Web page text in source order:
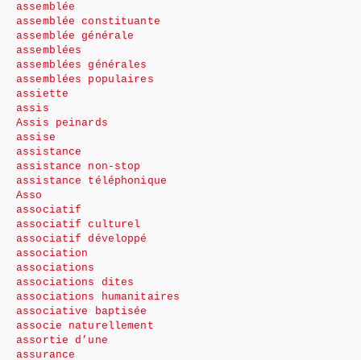
assemblée
assemblée constituante
assemblée générale
assemblées
assemblées générales
assemblées populaires
assiette
assis
Assis peinards
assise
assistance
assistance non-stop
assistance téléphonique
Asso
associatif
associatif culturel
associatif développé
association
associations
associations dites
associations humanitaires
associative baptisée
associe naturellement
assortie d’une
assurance